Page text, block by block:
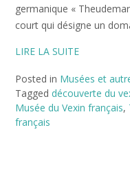
germanique «
court qui désigne un
LIRE LA SUITE
Posted in Musées et
Tagged découverte du
Musée du Vexin français,
français